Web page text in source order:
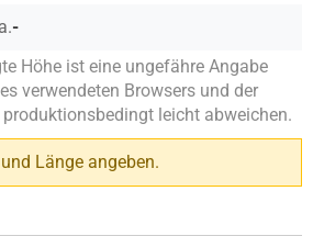
-
Höhe ist eine ungefähre Angabe
verwendeten Browsers und der
leicht abweichen.
Länge angeben.